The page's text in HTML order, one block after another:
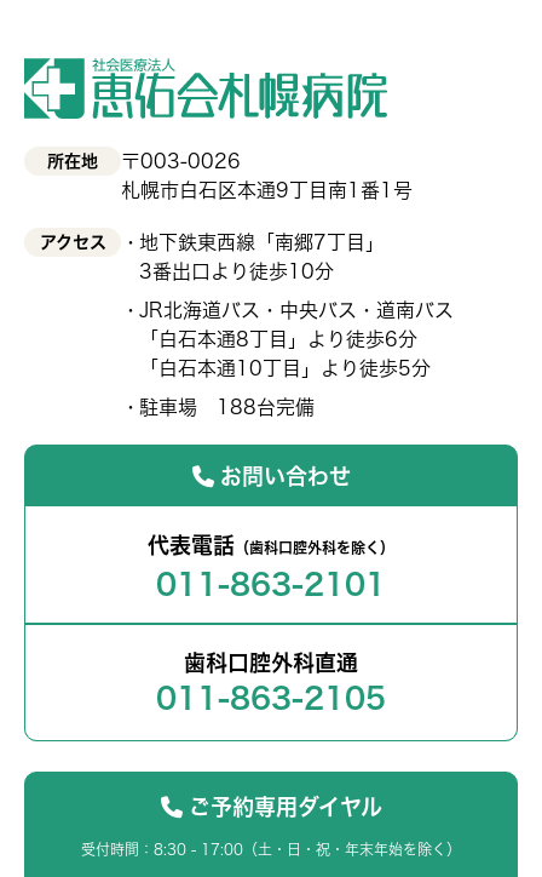
所在地
〒003-0026
札幌市白石区本通9丁目南1番1号
アクセス
地下鉄東西線「南郷7丁目」
3番出口より徒歩10分
JR北海道バス・中央バス・道南バス
「白石本通8丁目」より徒歩6分
「白石本通10丁目」より徒歩5分
駐車場 188台完備
お問い合わせ
代表電話 （歯科口腔外科を除く）
011-863-2101
歯科口腔外科直通
011-863-2105
ご予約専用ダイヤル
受付時間：8:30 - 17:00（土・日・祝・年末年始を除く）